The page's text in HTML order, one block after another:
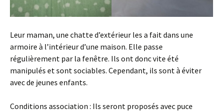
Leur maman, une chatte d’extérieur les a fait dans une
armoire à l’intérieur d’une maison. Elle passe
régulièrement par la fenêtre. Ils ont donc vite été
manipulés et sont sociables. Cependant, ils sont à éviter
avec de jeunes enfants.
Conditions association : Ils seront proposés avec puce